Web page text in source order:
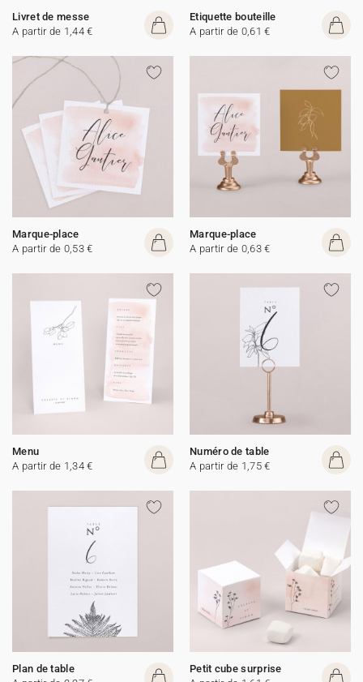
Livret de messe
A partir de 1,44 €
Etiquette bouteille
A partir de 0,61 €
Marque-place
A partir de 0,53 €
Marque-place
A partir de 0,63 €
Menu
A partir de 1,34 €
Numéro de table
A partir de 1,75 €
Plan de table
Petit cube surprise